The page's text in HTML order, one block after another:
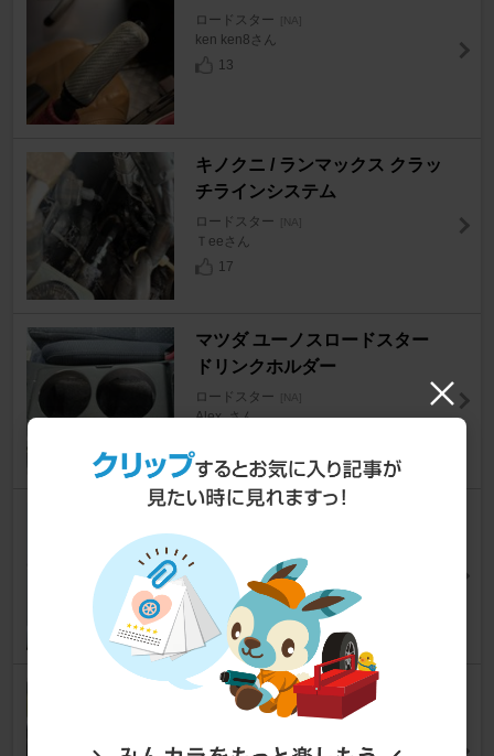
ロードスター [NA]
ken ken8さん
13
キノクニ / ランマックス クラッ
チラインシステム
ロードスター [NA]
Ｔeeさん
17
マツダ ユーノスロードスター
ドリンクホルダー
ロードスター [NA]
Alex..さん
KEI 92
ロードスター [NA]
明空(みよく)さん
30
SSR フォーミュラーメッシュ 1
4x7J+22
ロードスター [NA]